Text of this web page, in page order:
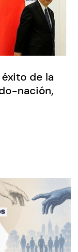
éxito de la
nación,